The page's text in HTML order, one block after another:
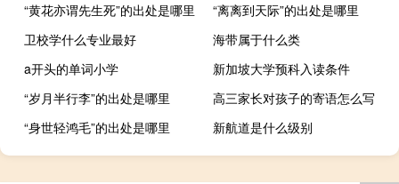
“黄花亦谓先生死”的出处是哪里
“离离到天际”的出处是哪里
卫校学什么专业最好
海带属于什么类
a开头的单词小学
新加坡大学预科入读条件
“岁月半行李”的出处是哪里
高三家长对孩子的寄语怎么写
“身世轻鸿毛”的出处是哪里
新航道是什么级别